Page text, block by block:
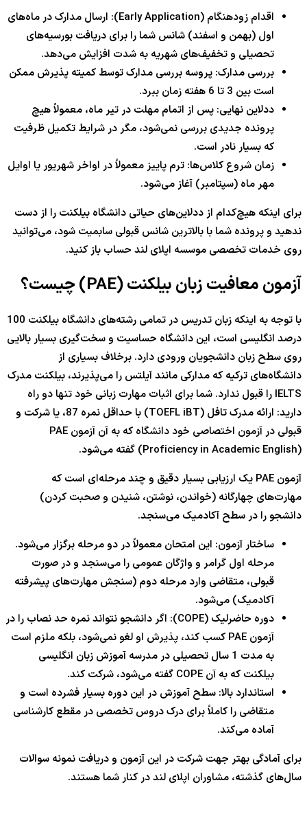
اقدام زودهنگام (Early Application): ارسال مدارک در ماه‌های
اول (بهمن و اسفند) شانس شما را برای دریافت بورسیه‌های
تحصیلی و تخفیف‌های شهریه به شدت افزایش می‌دهد.
بررسی مدارک: پروسه بررسی مدارک توسط کمیته پذیرش ممکن
است بین 3 تا 6 هفته زمان ببرد.
ددلاین نهایی: پس از اتمام مهلت در تیر ماه، معمولاً هیچ
پرونده جدیدی بررسی نمی‌شود، مگر در شرایط تکمیل ظرفیت
که بسیار نادر است.
زمان شروع کلاس‌ها: ترم پاییز معمولاً در اواخر شهریور یا اوایل
مهر ماه (سپتامبر) آغاز می‌شود.
برای اینکه هیچ‌کدام از ددلاین‌های حیاتی دانشگاه بیلکنت را از دست
ندهید و پرونده شما با بالاترین شانس قبولی سابمیت شود، می‌توانید
روی خدمات تخصصی موسسه اپلای لند حساب باز کنید.
آزمون معافیت زبان بیلکنت (PAE) چیست؟
با توجه به اینکه زبان تدریس در تمامی رشته‌های دانشگاه بیلکنت 100
درصد انگلیسی است، این دانشگاه حساسیت و سخت‌گیری بسیار بالایی
روی سطح زبان دانشجویان ورودی دارد. برخلاف بسیاری از
دانشگاه‌های ترکیه که مدارکی مانند آیلتس را می‌پذیرند، بیلکنت مدرک
IELTS را قبول ندارد. شما برای اثبات مهارت زبانی خود تنها دو راه
دارید: ارائه مدرک تافل (TOEFL iBT) با حداقل نمره 87، یا شرکت و
قبولی در آزمون اختصاصی خود دانشگاه که به آن آزمون PAE
(Proficiency in Academic English) گفته می‌شود.
آزمون PAE یک ارزیابی بسیار دقیق و چند مرحله‌ای است که
مهارت‌های چهارگانه (خواندن، نوشتن، شنیدن و صحبت کردن)
دانشجو را در سطح آکادمیک می‌سنجد.
ساختار آزمون: این امتحان معمولاً در دو مرحله برگزار می‌شود.
مرحله اول گرامر و واژگان عمومی را می‌سنجد و در صورت
قبولی، متقاضی وارد مرحله دوم (سنجش مهارت‌های پیشرفته
آکادمیک) می‌شود.
دوره حاضرلیک (COPE): اگر دانشجو نتواند نمره حد نصاب را در
آزمون PAE کسب کند، پذیرش او لغو نمی‌شود، بلکه ملزم است
به مدت 1 سال تحصیلی در مدرسه آموزش زبان انگلیسی
بیلکنت که به آن COPE گفته می‌شود، شرکت کند.
استاندارد بالا: سطح آموزش در این دوره بسیار فشرده است و
متقاضی را کاملاً برای درک دروس تخصصی در مقطع کارشناسی
آماده می‌کند.
برای آمادگی بهتر جهت شرکت در این آزمون و دریافت نمونه سوالات
سال‌های گذشته، مشاوران اپلای لند در کنار شما هستند.